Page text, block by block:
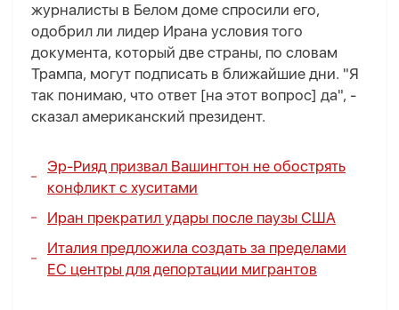
журналисты в Белом доме спросили его,
одобрил ли лидер Ирана условия того
документа, который две страны, по словам
Трампа, могут подписать в ближайшие дни. "Я
так понимаю, что ответ [на этот вопрос] да", -
сказал американский президент.
Эр-Рияд призвал Вашингтон не обострять
конфликт с хуситами
Иран прекратил удары после паузы США
Италия предложила создать за пределами
ЕС центры для депортации мигрантов